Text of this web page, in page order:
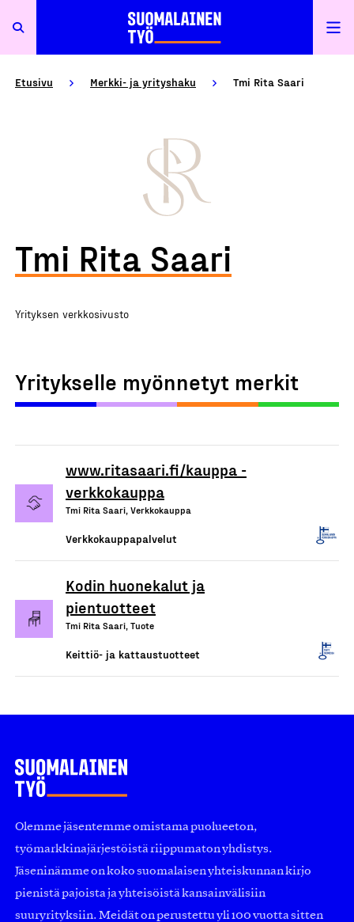
Etusivu Merkki- ja yrityshaku Tmi Rita Saari
Tmi Rita Saari
Yrityksen verkkosivusto
Yritykselle myönnetyt merkit
www.ritasaari.fi/kauppa -
verkkokauppa
Tmi Rita Saari, Verkkokauppa
Verkkokauppapalvelut
Kodin huonekalut ja
pientuotteet
Tmi Rita Saari, Tuote
Keittiö- ja kattaustuotteet
Olemme jäsentemme omistama puolueeton,
työmarkkinajärjestöistä riippumaton yhdistys.
Jäseninämme on koko suomalaisen yhteiskunnan kirjo
pienistä pajoista ja yhteisöistä kansainvälisiin
suuryrityksiin. Meidät on perustettu yli 100 vuotta sitten